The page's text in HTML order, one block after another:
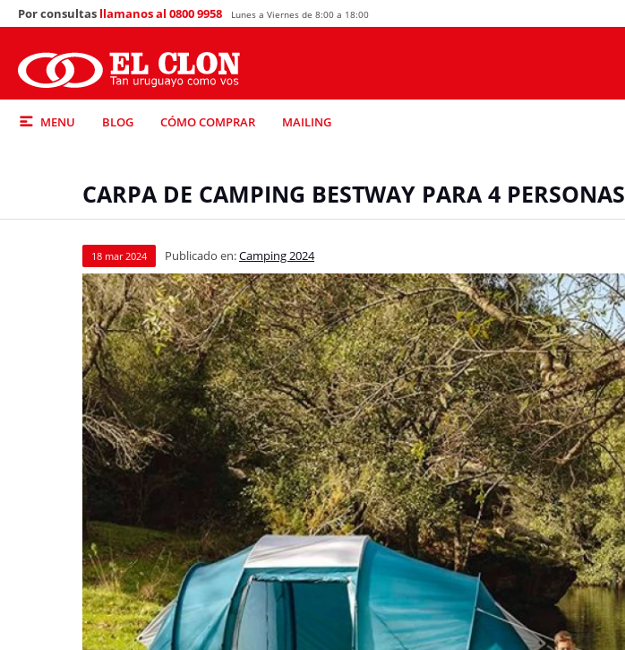
MENU BLOG CÓMO COMPRAR MAILING
Por consultas llamanos al 0800 9958 Lunes a Viernes de 8:00 a 18:00
CARPA DE CAMPING BESTWAY PARA 4 PERSONAS
18 mar 2024 Publicado en:Camping 2024